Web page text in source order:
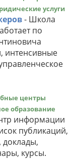
услуги
- Школа
по
интенсивные
центры
образование
информации
публикаций,
доклады,
курсы.